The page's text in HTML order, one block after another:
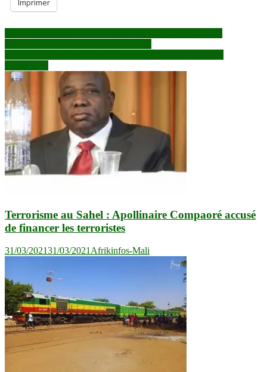
Imprimer
Navigation
de
l’article
Terrorisme au Sahel : Apollinaire Compaoré accusé
de financer les terroristes
31/03/202131/03/2021 Afrikinfos-Mali